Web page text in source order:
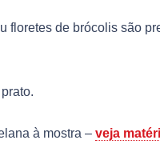
floretes de brócolis são
à mostra – veja